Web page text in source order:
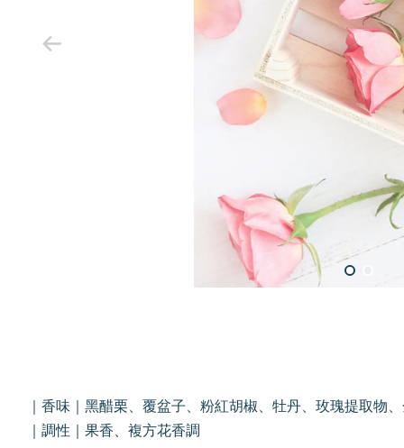
｜香味｜黑醋栗、覆盆子、粉紅胡椒、牡丹、玫瑰提取物
｜調性｜果香、複方花香調